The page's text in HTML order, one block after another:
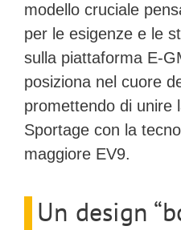
modello cruciale
per le esigenze e le
sulla piattaforma E-
posiziona nel cuore
promettendo di unire
Sportage con la
maggiore EV9.
Un design